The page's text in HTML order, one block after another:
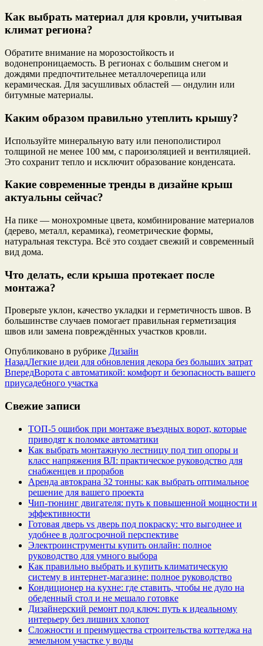
Как выбрать материал для кровли, учитывая
климат региона?
Обратите внимание на морозостойкость и
водонепроницаемость. В регионах с большим снегом и
дождями предпочтительнее металлочерепица или
керамическая. Для засушливых областей — ондулин или
битумные материалы.
Каким образом правильно утеплить крышу?
Используйте минеральную вату или пенополистирол
толщиной не менее 100 мм, с пароизоляцией и вентиляцией.
Это сохранит тепло и исключит образование конденсата.
Какие современные тренды в дизайне крыш
актуальны сейчас?
На пике — монохромные цвета, комбинирование материалов
(дерево, металл, керамика), геометрические формы,
натуральная текстура. Всё это создает свежий и современный
вид дома.
Что делать, если крыша протекает после
монтажа?
Проверьте уклон, качество укладки и герметичность швов. В
большинстве случаев помогает правильная герметизация
швов или замена повреждённых участков кровли.
Опубликовано в рубрике Дизайн
НазадЛегкие идеи для обновления декора без больших затрат
ВпередВорота с автоматикой: комфорт и безопасность вашего
приусадебного участка
Свежие записи
ТОП-5 ошибок при монтаже въездных ворот, которые
приводят к поломке автоматики
Как выбрать монтажную лестницу под тип опоры и
класс напряжения ВЛ: практическое руководство для
снабженцев и прорабов
Аренда автокрана 32 тонны: как выбрать оптимальное
решение для вашего проекта
Чип‑тюнинг двигателя: путь к повышенной мощности и
эффективности
Готовая дверь vs дверь под покраску: что выгоднее и
удобнее в долгосрочной перспективе
Электроинструменты купить онлайн: полное
руководство для умного выбора
Как правильно выбрать и купить климатическую
систему в интернет‑магазине: полное руководство
Кондиционер на кухне: где ставить, чтобы не дуло на
обеденный стол и не мешало готовке
Дизайнерский ремонт под ключ: путь к идеальному
интерьеру без лишних хлопот
Сложности и преимущества строительства коттеджа на
земельном участке у воды